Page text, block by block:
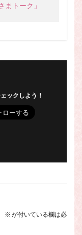
まトーク」
ックしよう！
※ が付いている欄は必